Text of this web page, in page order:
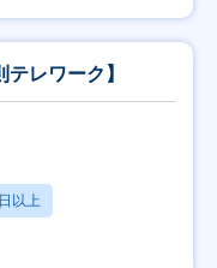
レワーク】
以上